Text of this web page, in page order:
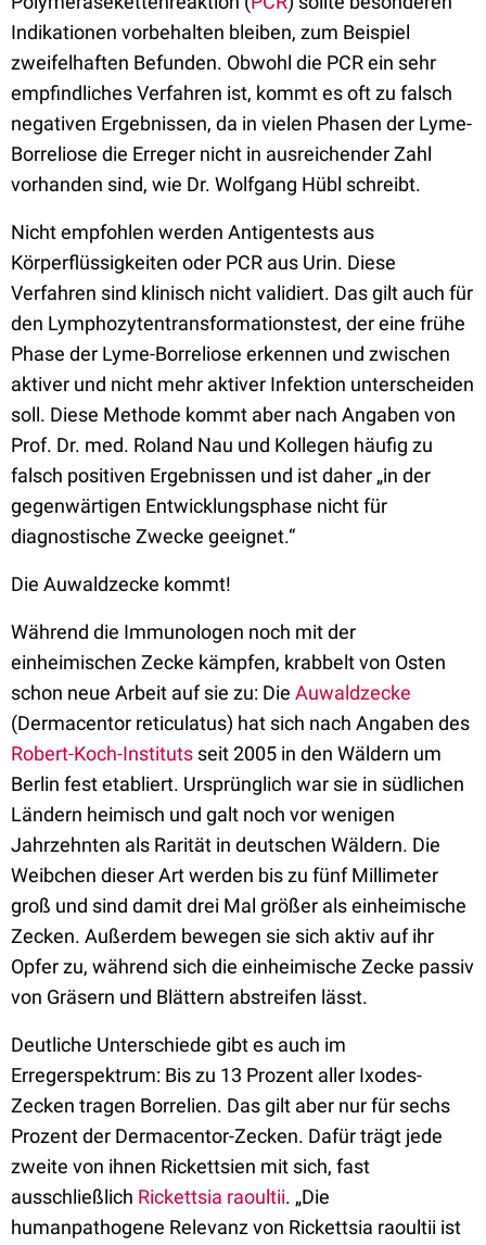
Indikationen vorbehalten bleiben, zum Beispiel
zweifelhaften Befunden. Obwohl die PCR ein sehr
empfindliches Verfahren ist, kommt es oft zu falsch
negativen Ergebnissen, da in vielen Phasen der Lyme-
Borreliose die Erreger nicht in ausreichender Zahl
vorhanden sind, wie Dr. Wolfgang Hübl schreibt.
Nicht empfohlen werden Antigentests aus
Körperflüssigkeiten oder PCR aus Urin. Diese
Verfahren sind klinisch nicht validiert. Das gilt auch für
den Lymphozytentransformationstest, der eine frühe
Phase der Lyme-Borreliose erkennen und zwischen
aktiver und nicht mehr aktiver Infektion unterscheiden
soll. Diese Methode kommt aber nach Angaben von
Prof. Dr. med. Roland Nau und Kollegen häufig zu
falsch positiven Ergebnissen und ist daher „in der
gegenwärtigen Entwicklungsphase nicht für
diagnostische Zwecke geeignet.“
Die Auwaldzecke kommt!
Während die Immunologen noch mit der
einheimischen Zecke kämpfen, krabbelt von Osten
schon neue Arbeit auf sie zu: Die Auwaldzecke
(Dermacentor reticulatus) hat sich nach Angaben des
Robert-Koch-Instituts seit 2005 in den Wäldern um
Berlin fest etabliert. Ursprünglich war sie in südlichen
Ländern heimisch und galt noch vor wenigen
Jahrzehnten als Rarität in deutschen Wäldern. Die
Weibchen dieser Art werden bis zu fünf Millimeter
groß und sind damit drei Mal größer als einheimische
Zecken. Außerdem bewegen sie sich aktiv auf ihr
Opfer zu, während sich die einheimische Zecke passiv
von Gräsern und Blättern abstreifen lässt.
Deutliche Unterschiede gibt es auch im
Erregerspektrum: Bis zu 13 Prozent aller Ixodes-
Zecken tragen Borrelien. Das gilt aber nur für sechs
Prozent der Dermacentor-Zecken. Dafür trägt jede
zweite von ihnen Rickettsien mit sich, fast
ausschließlich Rickettsia raoultii. „Die
humanpathogene Relevanz von Rickettsia raoultii ist